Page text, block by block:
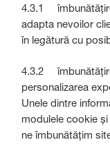
4.3.1
adapta nevoilor
în legătură cu
4.3.2
personalizarea
Unele dintre
modulele cookie
ne îmbunătățim